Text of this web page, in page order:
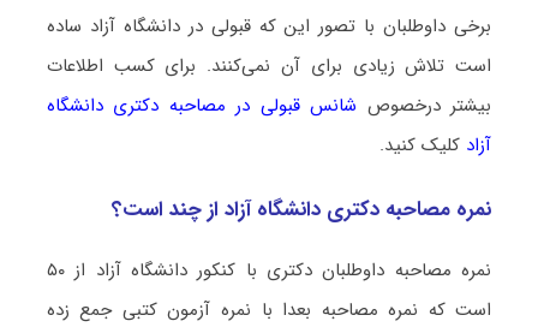
برخی داوطلبان با تصور این که قبولی در دانشگاه آزاد ساده
است تلاش زیادی برای آن نمی‌کنند. برای کسب اطلاعات
بیشتر درخصوص شانس قبولی در مصاحبه دکتری دانشگاه
آزاد کلیک کنید.
نمره مصاحبه دکتری دانشگاه آزاد از چند است؟
نمره مصاحبه داوطلبان دکتری با کنکور دانشگاه آزاد از ۵۰
است که نمره مصاحبه بعدا با نمره آزمون کتبی جمع زده